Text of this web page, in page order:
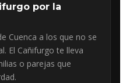
por la
Cuenca a los que no se
El Cañifurgo te lleva
o parejas que